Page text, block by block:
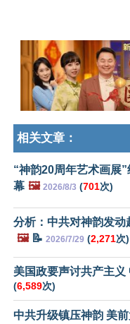
相关文章：
“神韵20周年艺术画展
幕 🖼️ 2026/8/3 (701次)
分析：中共对神韵发动
🖼️📝 2026/7/29 (2,271次)
美国政要声讨共产主
(6,589次)
中共升级镇压神韵 美